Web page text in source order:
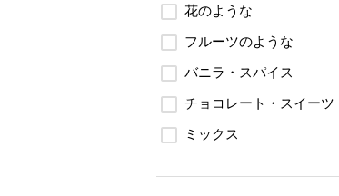
花のような
フルーツのような
バニラ・スパイス
チョコレート・スイーツ
ミックス